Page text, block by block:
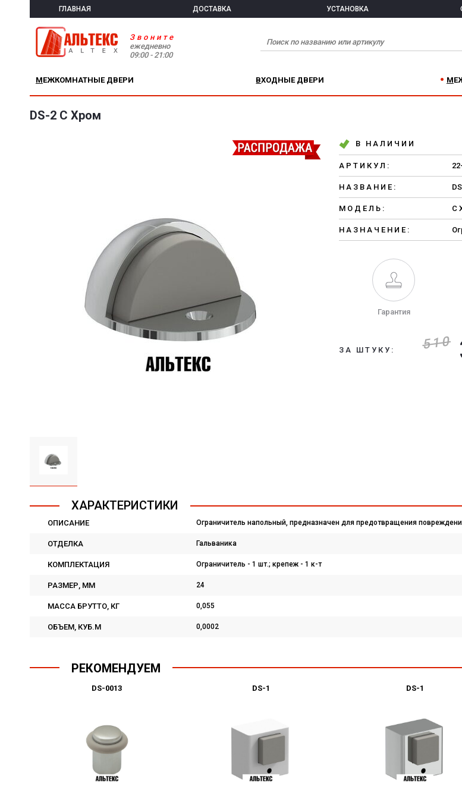
ГЛАВНАЯ ДОСТАВКА УСТАНОВКА
Звоните
ежедневно
09:00 - 21:00
МЕЖКОМНАТНЫЕ ДВЕРИ ВХОДНЫЕ ДВЕРИ
DS-2 C Хром
В НАЛИЧИИ
АРТИКУЛ:
НАЗВАНИЕ:
МОДЕЛЬ: C
НАЗНАЧЕНИЕ:
Гарантия
ЗА ШТУКУ: 510
ХАРАКТЕРИСТИКИ
ОПИСАНИЕ Ограничитель напольный, предназначен для предотвращения
ОТДЕЛКА Гальваника
КОМПЛЕКТАЦИЯ Ограничитель - 1 шт.; крепеж - 1 к-т
РАЗМЕР, ММ 24
МАССА БРУТТО, КГ 0,055
ОБЪЕМ, КУБ.М 0,0002
РЕКОМЕНДУЕМ
DS-0013 DS-1 DS-1